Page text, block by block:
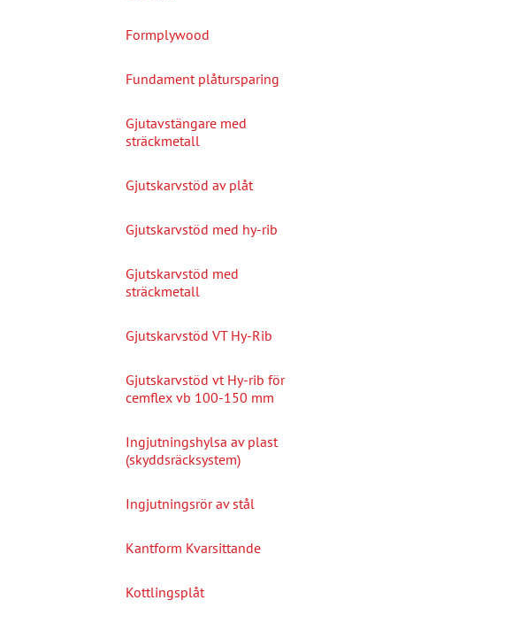
Formplywood
Fundament plåtursparing
Gjutavstängare med
sträckmetall
Gjutskarvstöd av plåt
Gjutskarvstöd med hy-rib
Gjutskarvstöd med
sträckmetall
Gjutskarvstöd VT Hy-Rib
Gjutskarvstöd vt Hy-rib för
cemflex vb 100-150 mm
Ingjutningshylsa av plast
(skyddsräcksystem)
Ingjutningsrör av stål
Kantform Kvarsittande
Kottlingsplåt